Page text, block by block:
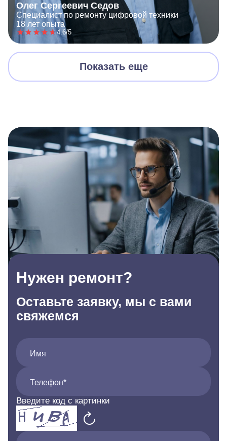
Олег Сергеевич Седов
Специалист по ремонту цифровой техники
18 лет опыта
4.6/5
Показать еще
Нужен ремонт?
Оставьте заявку, мы с вами
свяжемся
Имя
Телефон*
Введите код с картинки